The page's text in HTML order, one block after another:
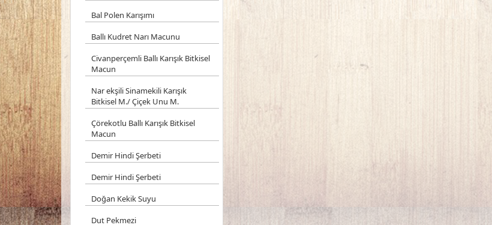
Bal Polen Karışımı
Ballı Kudret Narı Macunu
Civanperçemli Ballı Karışık Bitkisel
Macun
Nar ekşili Sinamekili Karışık
Bitkisel M./ Çiçek Unu M.
Çörekotlu Ballı Karışık Bitkisel
Macun
Demir Hindi Şerbeti
Demir Hindi Şerbeti
Doğan Kekik Suyu
Dut Pekmezi